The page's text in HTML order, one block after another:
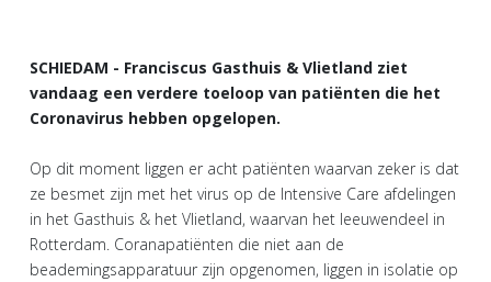
SCHIEDAM - Franciscus Gasthuis & Vlietland ziet
vandaag een verdere toeloop van patiënten die het
Coronavirus hebben opgelopen.
Op dit moment liggen er acht patiënten waarvan zeker is dat
ze besmet zijn met het virus op de Intensive Care afdelingen
in het Gasthuis & het Vlietland, waarvan het leeuwendeel in
Rotterdam. Coranapatiënten die niet aan de
beademingsapparatuur zijn opgenomen, liggen in isolatie op